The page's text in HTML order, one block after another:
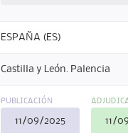
ESPAÑA (ES)
Castilla y León. Palencia
PUBLICACIÓN
11/09/2025 11/